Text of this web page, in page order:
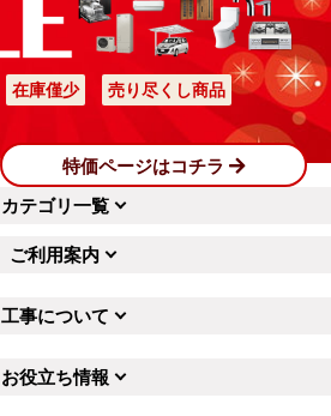
在庫僅少 売り尽くし商品
特価ページはコチラ
カテゴリ一覧
ご利用案内
工事について
お役立ち情報